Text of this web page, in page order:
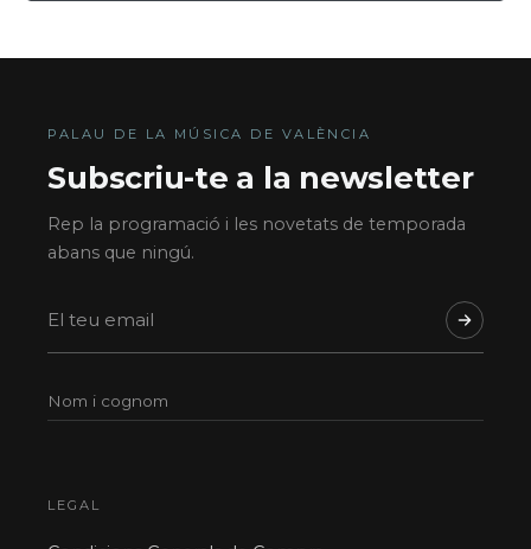
PALAU DE LA MÚSICA DE VALÈNCIA
Subscriu-te a la newsletter
Rep la programació i les novetats de temporada
abans que ningú.
LEGAL